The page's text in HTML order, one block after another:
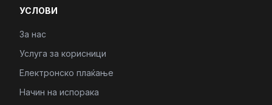
УСЛОВИ
За нас
Услуга за корисници
Електронско плаќање
Начин на испорака